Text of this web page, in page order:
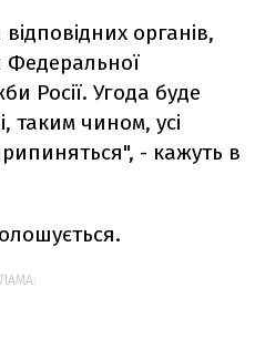
органів,
Росії. Угода буде
таким чином, усі
- кажуть в